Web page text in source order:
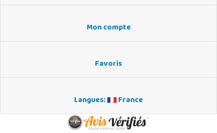
Mon compte
Favoris
Langues: France